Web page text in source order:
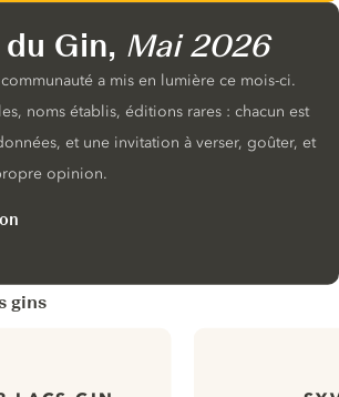
du Gin, Mai 2026
a mis en lumière ce mois-ci.
noms établis, éditions rares : chacun est
et une invitation à verser, goûter, et
opinion.
gins